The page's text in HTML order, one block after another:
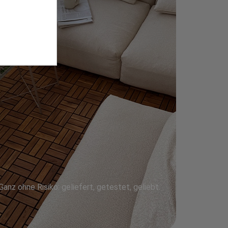
ohne Risiko: geliefert, getestet, geliebt.